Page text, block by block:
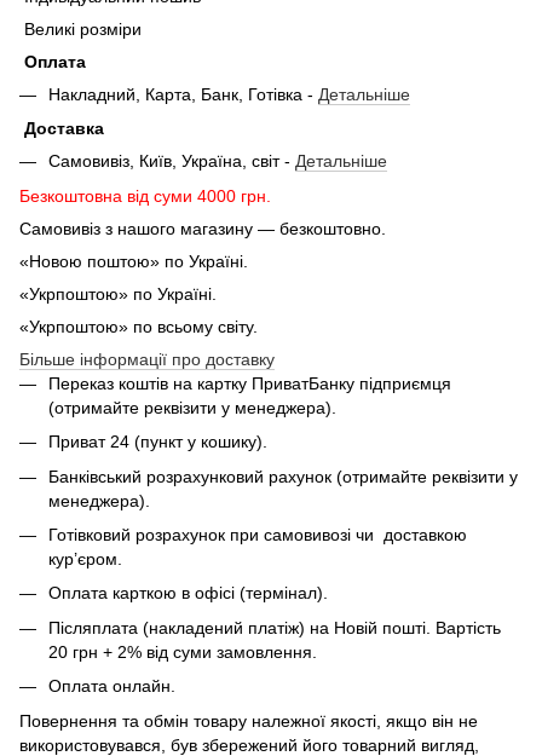
Великі розміри
Оплата
Накладний, Карта, Банк, Готівка - Детальніше
Доставка
Самовивіз, Київ, Україна, світ - Детальніше
Безкоштовна від суми 4000 грн.
Самовивіз з нашого магазину — безкоштовно.
«Новою поштою» по Україні.
«Укрпоштою» по Україні.
«Укрпоштою» по всьому світу.
Більше інформації про доставку
Переказ коштів на картку ПриватБанку підприємця
(отримайте реквізити у менеджера).
Приват 24 (пункт у кошику).
Банківський розрахунковий рахунок (отримайте реквізити у
менеджера).
Готівковий розрахунок при самовивозі чи доставкою
кур’єром.
Оплата карткою в офісі (термінал).
Післяплата (накладений платіж) на Новій пошті. Вартість
20 грн + 2% від суми замовлення.
Оплата онлайн.
Повернення та обмін товару належної якості, якщо він не
використовувався, був збережений його товарний вигляд,